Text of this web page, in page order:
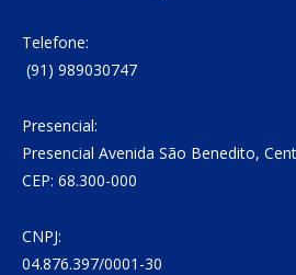
Telefone:
(91) 989030747
Presencial:
Presencial Avenida São Benedito,
CEP: 68.300-000
CNPJ:
04.876.397/0001-30